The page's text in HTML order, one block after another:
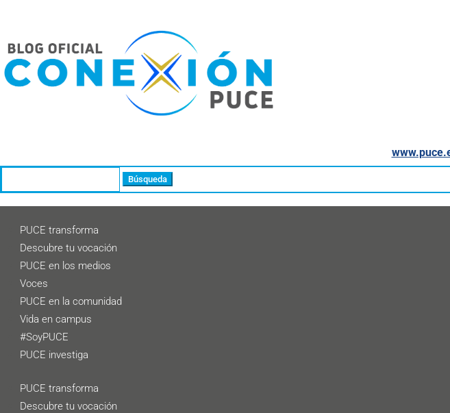
PUCE transforma
Descubre tu vocación
PUCE en los medios
Voces
PUCE en la comunidad
Vida en campus
#SoyPUCE
PUCE investiga
PUCE transforma
Descubre tu vocación